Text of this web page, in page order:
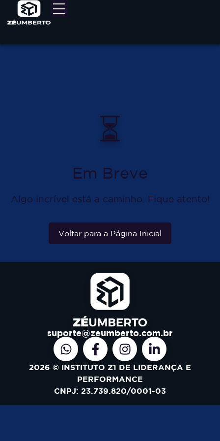
⏳
Em Breve
Algo incrível está a caminho. Fique atento!
Voltar para a Página Inicial
suporte@zeumberto.com.br
2026 © INSTITUTO Z1 DE LIDERANÇA E
PERFORMANCE
CNPJ: 23.739.820/0001-03